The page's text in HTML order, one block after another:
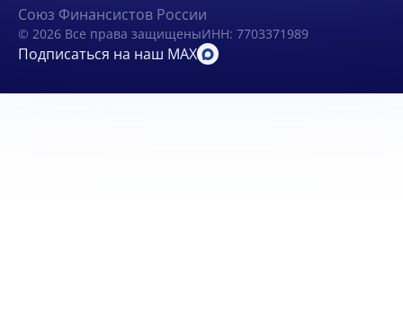
Союз Финансистов России
© 2026 Все права защищеныИНН: 7703371989
Подписаться на наш MAX